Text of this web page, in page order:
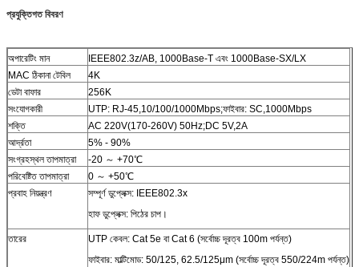
প্রযুক্তিগত বিবরণ
অপারেটিং মান
IEEE802.3z/AB, 1000Base-T এবং 1000Base-SX/LX
MAC ঠিকানা টেবিল
4K
ডেটা বাফার
256K
সংযোগকারী
UTP: RJ-45,10/100/1000Mbps;ফাইবার: SC,1000Mbps
শক্তি
AC 220V(170-260V) 50Hz;DC 5V,2A
আর্দ্রতা
5% - 90%
সংগ্রহস্থল তাপমাত্রা
-20 ～ +70℃
পরিবেষ্টিত তাপমাত্রা
0 ～ +50℃
প্রবাহ নিয়ন্ত্রণ
সম্পূর্ণ ডুপ্লেক্স: IEEE802.3x
হাফ ডুপ্লেক্স: পিঠের চাপ।
তারের
UTP কেবল: Cat 5e বা Cat 6 (সর্বোচ্চ দূরত্ব 100m পর্যন্ত)
ফাইবার: মাল্টিমোড: 50/125, 62.5/125μm (সর্বোচ্চ দূরত্ব 550/224m পর্যন্ত)